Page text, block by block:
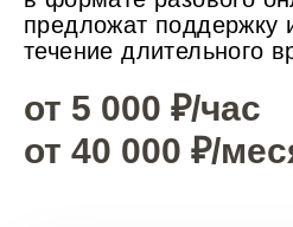
предложат поддержку
течение длительного
от 5 000 ₽/час
от 40 000 ₽/